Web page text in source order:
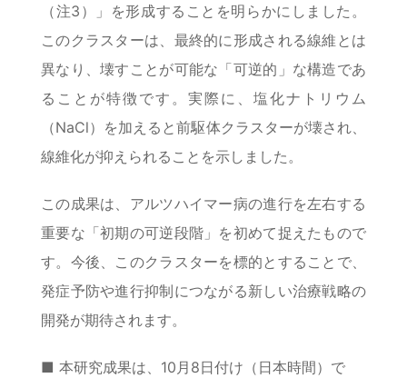
（注3）」を形成することを明らかにしました。
このクラスターは、最終的に形成される線維とは
異なり、壊すことが可能な「可逆的」な構造であ
ることが特徴です。実際に、塩化ナトリウム
（NaCl）を加えると前駆体クラスターが壊され、
線維化が抑えられることを示しました。
この成果は、アルツハイマー病の進行を左右する
重要な「初期の可逆段階」を初めて捉えたもので
す。今後、このクラスターを標的とすることで、
発症予防や進行抑制につながる新しい治療戦略の
開発が期待されます。
■ 本研究成果は、10月8日付け（日本時間）で